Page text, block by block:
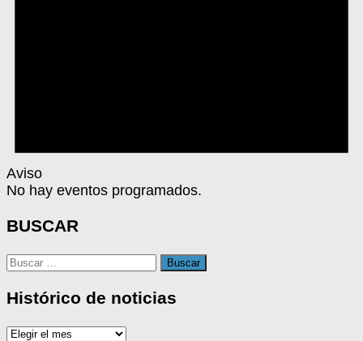
Aviso
No hay eventos programados.
BUSCAR
Buscar:
Histórico de noticias
Histórico